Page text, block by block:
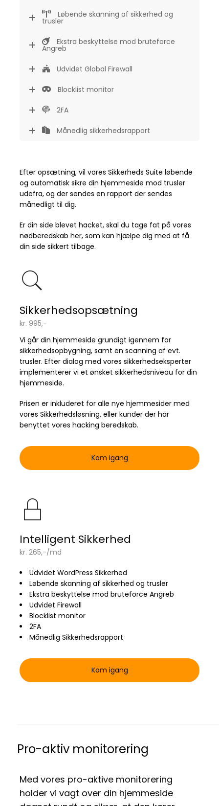
Løbende skanning af sikkerhed og
trusler
Ekstra beskyttelse mod bruteforce
Angreb
Udvidet Global Firewall
Blocklist monitor
2FA
Månedlig sikkerhedsrapport
Efter opsætning, vil vores Sikkerheds Suite løbende
og automatisk sikre din hjemmeside mod trusler
udefra, og der sendes en rapport der sendes
månedligt til dig.
Er din side blevet hacket, skal du tage fat på vores
nødberedskab her, som kan hjælpe dig med at få
din side sikkert tilbage.
Sikkerhedsopsætning
kr. 995,-
Vi går din hjemmeside grundigt igennem for
sikkerhedsopbygning, samt en scanning af evt.
trusler. Efter dialog med vores sikkerhedseksperter
implementerer vi et ønsket sikkerhedsniveau for din
hjemmeside.
Prisen er inkluderet for alle nye hjemmesider med
vores Sikkerhedsløsning, eller kunder der har
benyttet vores hacking beredskab.
Kom igang
Intelligent Sikkerhed
kr. 265,-/md
Udvidet WordPress Sikkerhed
Løbende skanning af sikkerhed og trusler
Ekstra beskyttelse mod bruteforce Angreb
Udvidet Firewall
Blocklist monitor
2FA
Månedlig Sikkerhedsrapport
Kom igang
Pro-aktiv monitorering
Med vores pro-aktive monitorering
holder vi vagt over din hjemmeside